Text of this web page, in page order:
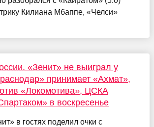
Килиана Мбаппе, «Челси»
«Зенит» не выиграл у
принимает «Ахмат»,
«Локомотива», ЦСКА
в воскресенье
в гостях поделил очки с